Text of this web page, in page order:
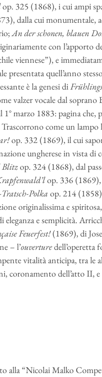
op. 325 (1868), i cui ampi
dalla cui monumentale,
An der schonen, blauen
con
viennese”), e
presentata quell’anno
è la genesi di
valzer vocale dal
marzo 1883: pagina che,
come un
op. 332 (1869), il cui
ungherese in vista
Blitzop. 324 (1868), dal
op. 336 (1869),
Polka op. 214
originalissima e
e semplicità.
Feuerfest!(1869), di
– l’ouverturedell’operetta
vitalità anticipa, tra le
coronamento dell’atto II, e
alla “Nicolai Malko